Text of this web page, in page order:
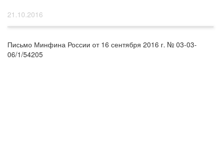
21.10.2016
Письмо Минфина России от 16 сентября 2016 г. № 03-03-
06/1/54205